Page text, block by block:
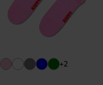
+2